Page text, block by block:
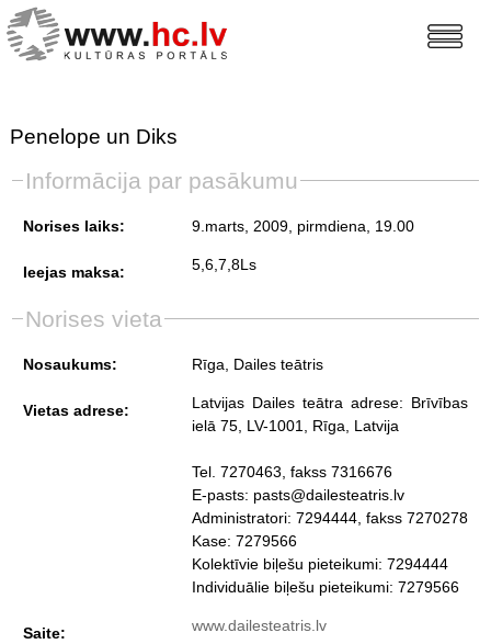
Penelope un Diks
Informācija par pasākumu
Norises laiks: 9.marts, 2009, pirmdiena , 19.00
Ieejas maksa: 5,6,7,8Ls
Norises vieta
Nosaukums: Rīga, Dailes teātris
Vietas adrese:
Latvijas Dailes teātra adrese: Brīvības
ielā 75, LV-1001, Rīga, Latvija
Tel. 7270463, fakss 7316676
E-pasts: pasts@dailesteatris.lv
Administratori: 7294444, fakss 7270278
Kase: 7279566
Kolektīvie biļešu pieteikumi: 7294444
Individuālie biļešu pieteikumi: 7279566
Saite: www.dailesteatris.lv